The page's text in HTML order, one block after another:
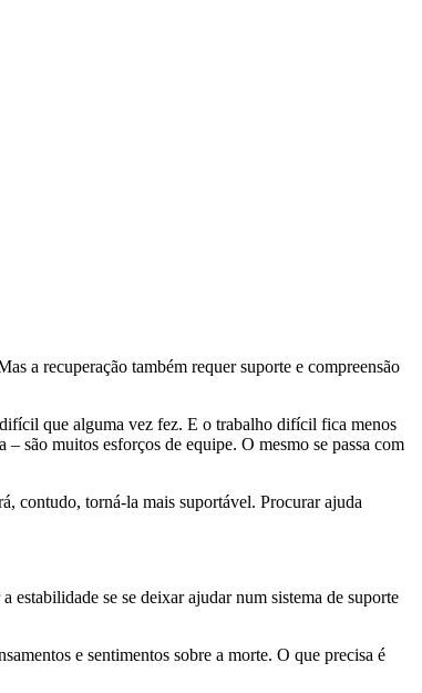
a recuperação também requer suporte e compreensão
que alguma vez fez. E o trabalho difícil fica menos
são muitos esforços de equipe. O mesmo se passa com
contudo, torná-la mais suportável. Procurar ajuda
se se deixar ajudar num sistema de suporte
e sentimentos sobre a morte. O que precisa é